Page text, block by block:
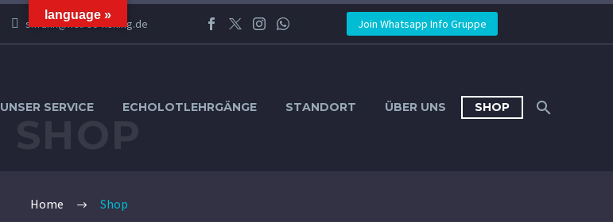
s.frank@helrec-fishing.de Join Whatsapp Info Gruppe
UNSER SERVICE ECHOLOTLEHRGÄNGE STANDORT ÜBER UNS SHOP
Home Shop
language »